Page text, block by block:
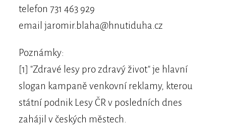
telefon 731 463 929
email jaromir.blaha@hnutiduha.cz
Poznámky:
[1] "Zdravé lesy pro zdravý život" je hlavní
slogan kampaně venkovní reklamy, kterou
státní podnik Lesy ČR v posledních dnes
zahájil v českých městech.